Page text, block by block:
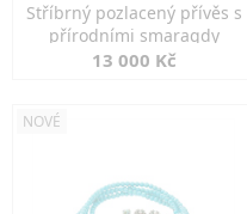
Stříbrný pozlacený přívěs s
přírodními smaragdy
13 000 Kč
NOVÉ